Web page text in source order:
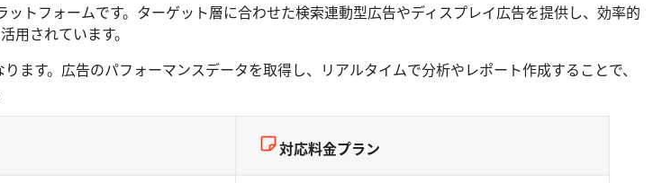
フォームです。ターゲット層に合わせた検索連動型広告やディスプレイ広告を提供し、効率的
用されています。
す。広告のパフォーマンスデータを取得し、リアルタイムで分析やレポート作成することで、
対応料金プラン